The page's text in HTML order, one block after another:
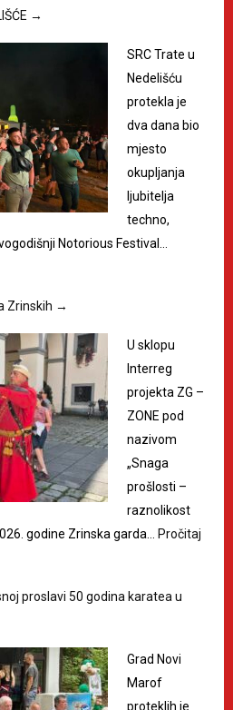
→
SRC Trate u
Nedelišću
protekla je
dva dana bio
mjesto
okupljanja
ljubitelja
techno,
Notorious Festival…
Zrinskih →
U sklopu
Interreg
projekta ZG –
ZONE pod
nazivom
„Snaga
prošlosti –
raznolikost
godine Zrinska garda…
Pročitaj
proslavi 50 godina karatea u
Grad Novi
Marof
proteklih je